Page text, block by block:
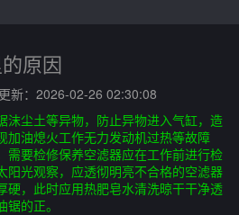
原因
更新：2026-02-26 02:30:08
沫尘土等异物，防止异物进入气缸，造
加油熄火工作无力发动机过热等故障
需要检修保养空滤器应在工作前进行检
阳光观察，应透彻明亮不合格的空滤器
硬，此时应用热肥皂水清洗晾干干净透
的正。